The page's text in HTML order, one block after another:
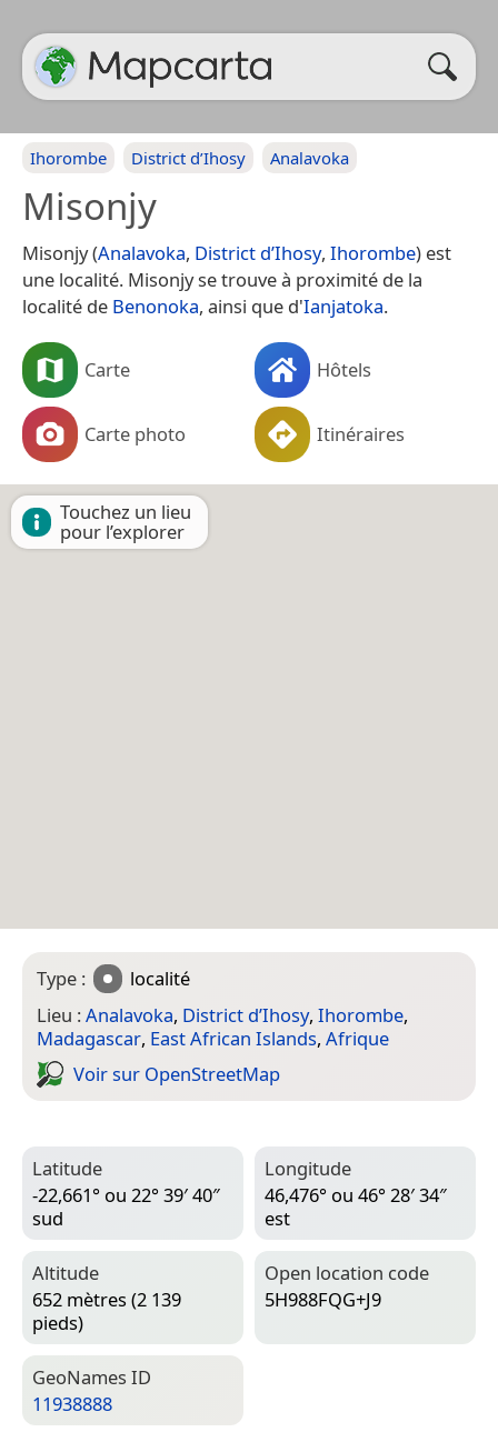
Ihorombe District d’Ihosy Analavoka
Misonjy
Misonjy (Analavoka, District d’Ihosy, Ihorombe) est
une localité. Misonjy se trouve à proximité de la
localité de Benonoka, ainsi que d'Ianjatoka.
Carte Hôtels
Carte photo Itinéraires
Touchez un lieu
pour l’explorer
Type :
localité
Lieu :Analavoka, District d’Ihosy, Ihorombe,
Madagascar, East African Islands, Afrique
Voir sur Open­Street­Map
Latitude
-22,661° ou 22° 39′ 40″
sud
Longitude
46,476° ou 46° 28′ 34″
est
Altitude
652 mètres (2 139
pieds)
Open location code
5H988FQG+J9
Geo­Names ID
11938888